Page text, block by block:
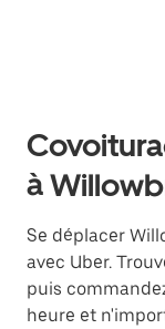
à
Se déplacer
avec Uber.
puis
heure et